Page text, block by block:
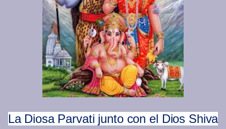
La Diosa Parvati junto con el Dios Shiva